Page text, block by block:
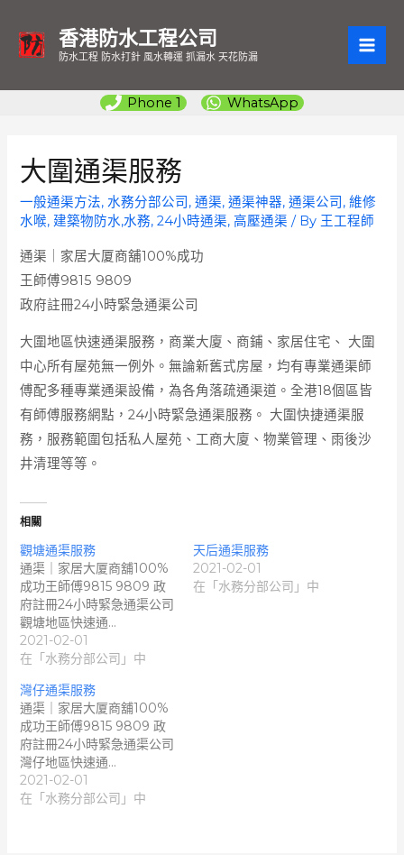
香港防水工程公司
防水工程 防水打針 風水轉運 抓漏水 天花防漏
Phone 1 WhatsApp
大圍通渠服務
一般通渠方法,水務分部公司 ,通渠, 通渠神器, 通渠公司, 維修
水喉, 建築物防水,水務, 24小時通渠, 高壓通渠 / By 王工程師
通渠｜家居大厦商舖100%成功
王師傅9815 9809
政府註冊24小時緊急通渠公司
大圍地區快速通渠服務，商業大廈、商鋪、家居住宅、 大圍
中心所有屋苑無一例外。無論新舊式房屋，均有專業通渠師
傅配多種專業通渠設備，為各角落疏通渠道。全港18個區皆
有師傅服務網點，24小時緊急通渠服務。 大圍快捷通渠服
務，服務範圍包括私人屋苑、工商大廈、物業管理、雨後沙
井清理等等。
相關
觀塘通渠服務
通渠｜家居大厦商舖100%
成功王師傅9815 9809 政
府註冊24小時緊急通渠公司
觀塘地區快速通…
2021-02-01
在「水務分部公司」中
天后通渠服務
2021-02-01
在「水務分部公司」中
灣仔通渠服務
通渠｜家居大厦商舖100%
成功王師傅9815 9809 政
府註冊24小時緊急通渠公司
灣仔地區快速通…
2021-02-01
在「水務分部公司」中